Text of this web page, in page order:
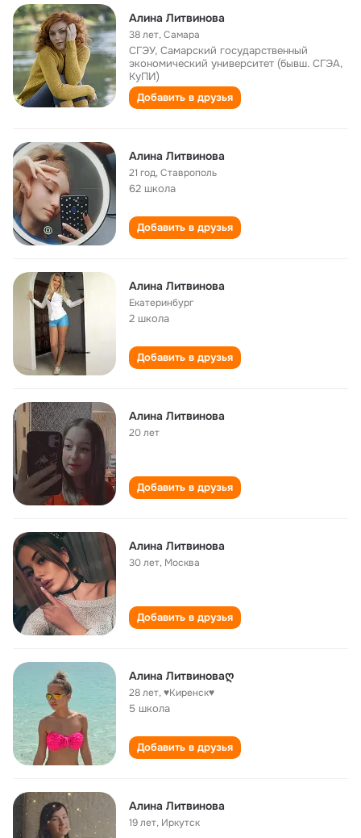
Алина Литвинова
38 лет,Самара
СГЭУ, Самарский государственный
экономический университет (бывш. СГЭА,
КуПИ)
Добавить в друзья
Алина Литвинова
21 год,Ставрополь
62 школа
Добавить в друзья
Алина Литвинова
Екатеринбург
2 школа
Добавить в друзья
Алина Литвинова
20 лет
Добавить в друзья
Алина Литвинова
30 лет, Москва
Добавить в друзья
Алина Литвиноваღ
28 лет,♥Киренск♥
5 школа
Добавить в друзья
Алина Литвинова
19 лет, Иркутск